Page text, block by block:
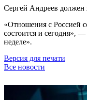
Сергей Андреев должен
«Отношения с Россией
состоится и сегодня»,
неделе».
Версия для печати
Все новости